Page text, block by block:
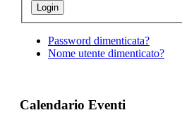
Password dimenticata?
Nome utente dimenticato?
Calendario Eventi